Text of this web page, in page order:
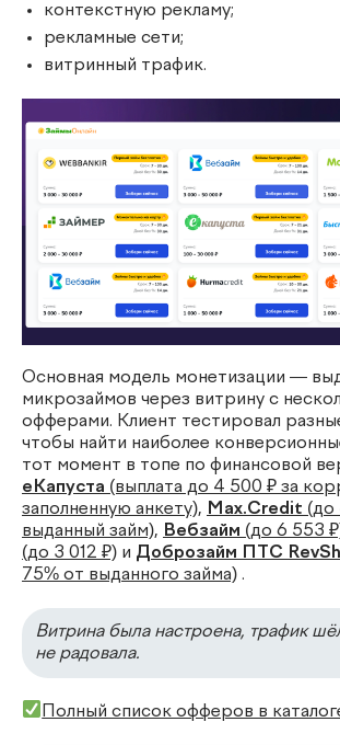
контекстную рекламу;
рекламные сети;
витринный трафик.
Основная модель монетизации —
микрозаймов через витрину с
офферами. Клиент тестировал
чтобы найти наиболее
тот момент в топе по финансовой
еКапуста (выплата до 4 500 ₽ за
заполненную анкету), Max.Credit (до
выданный займ), Вебзайм (до 6 553
(до 3 012 ₽) и Доброзайм ПТС
75% от выданного займа) .
Витрина была настроена, трафик
не радовала.
Полный список офферов в